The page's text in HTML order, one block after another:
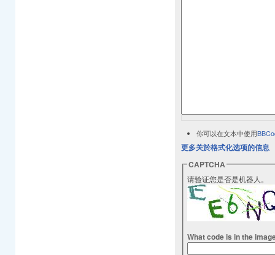
你可以在文本中使用
更多关於格式化选项的信息
CAPTCHA
请验证您是否是机器人。
What code is in the